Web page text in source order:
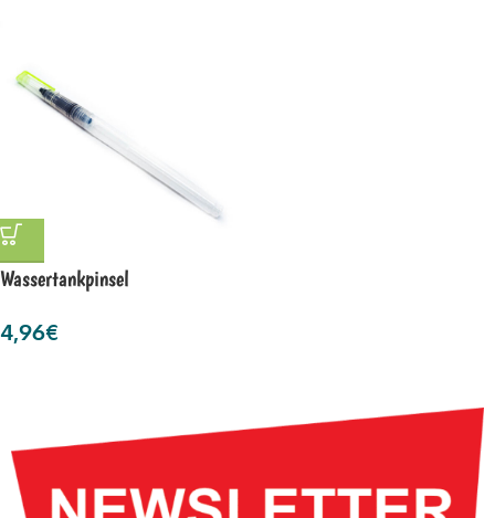
Wassertankpinsel
4,96€